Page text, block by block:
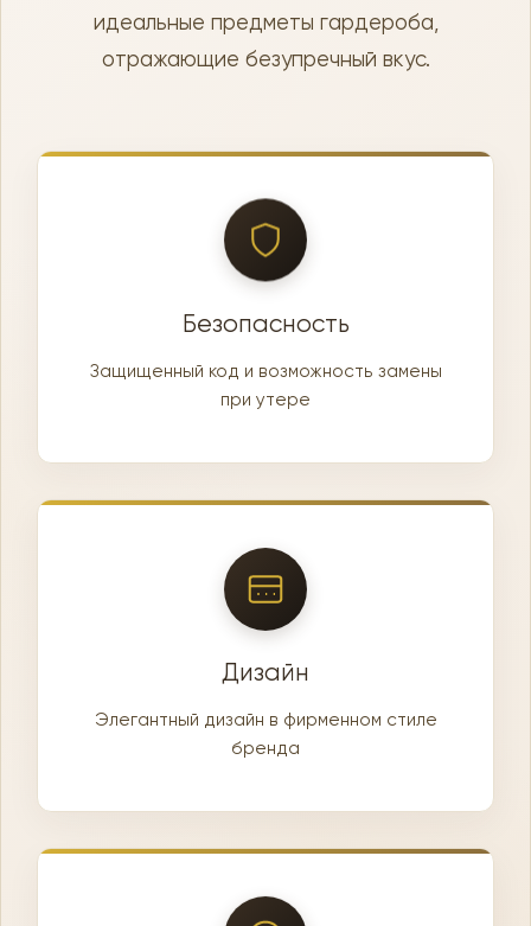
идеальные предметы гардероба,
отражающие безупречный вкус.
Безопасность
Защищенный код и возможность замены
при утере
Дизайн
Элегантный дизайн в фирменном стиле
бренда